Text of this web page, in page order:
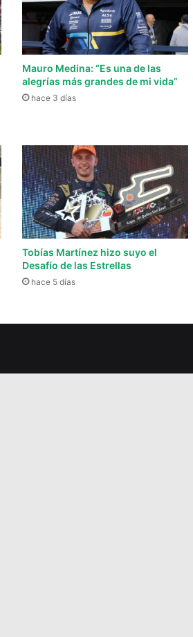
Mauro Medina: “Es una de las
alegrías más grandes de mi vida”
hace 3 días
Tobías Martínez hizo suyo el
Desafío de las Estrellas
hace 5 días